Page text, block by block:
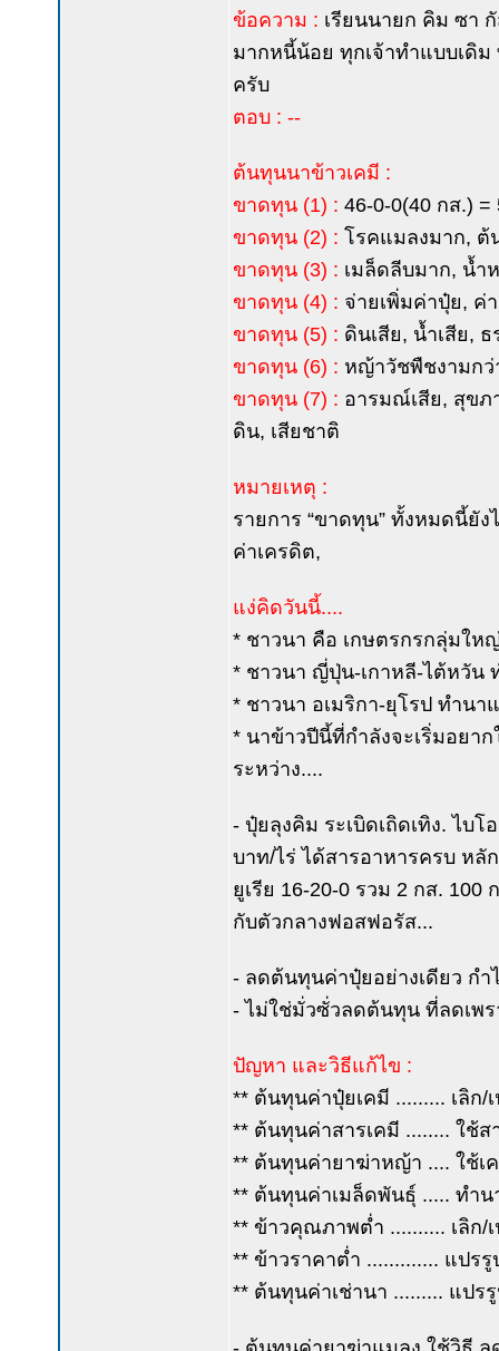
ข้อความ : เรียนนายก คิม ซา
มากหนี้น้อย ทุกเจ้าทำแบบเดิม
ครับ
ตอบ : --
ต้นทุนนาข้าวเคมี :
ขาดทุน (1) : 46-0-0(40 กส.) =
ขาดทุน (2) : โรคแมลงมาก, ต้
ขาดทุน (3) : เมล็ดลีบมาก, น้ำ
ขาดทุน (4) : จ่ายเพิ่มค่าปุ๋ย, ค่
ขาดทุน (5) : ดินเสีย, น้ำเสีย,
ขาดทุน (6) : หญ้าวัชพืชงามก
ขาดทุน (7) : อารมณ์เสีย, สุขภ
ดิน, เสียชาติ
หมายเหตุ :
รายการ “ขาดทุน” ทั้งหมดนี้ยัง
ค่าเครดิต,
แง่คิดวันนี้....
* ชาวนา คือ เกษตรกรกลุ่มให
* ชาวนา ญี่ปุ่น-เกาหลี-ไต้หวัน
* ชาวนา อเมริกา-ยุโรป ทำน
* นาข้าวปีนี้ที่กำลังจะเริ่มอยา
ระหว่าง....
- ปุ๋ยลุงคิม ระเบิดเถิดเทิง. ไบ
บาท/ไร่ ได้สารอาหารครบ หลั
ยูเรีย 16-20-0 รวม 2 กส. 100
กับตัวกลางฟอสฟอรัส...
- ลดต้นทุนค่าปุ๋ยอย่างเดียว ก
- ไม่ใช่มั่วซั่วลดต้นทุน ที่ลดเพ
ปัญหา และวิธีแก้ไข :
** ต้นทุนค่าปุ๋ยเคมี ......... เลิก
** ต้นทุนค่าสารเคมี ........ ใช้
** ต้นทุนค่ายาฆ่าหญ้า .... ใช้เ
** ต้นทุนค่าเมล็ดพันธุ์ ..... ทำน
** ข้าวคุณภาพต่ำ .......... เลิก/
** ข้าวราคาต่ำ ............. แป
** ต้นทุนค่าเช่านา ......... แป